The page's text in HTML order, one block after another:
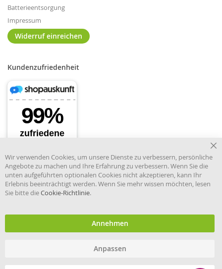
Batterieentsorgung
Impressum
Widerruf einreichen
Kundenzufriedenheit
Händler im offiziellen Register
und Information.
Wir verwenden Cookies, um unsere Dienste zu verbessern, persönliche
Angebote zu machen und Ihre Erfahrung zu verbessern. Wenn Sie die
unten aufgeführten optionalen Cookies nicht akzeptieren, kann Ihr
Erlebnis beeinträchtigt werden. Wenn Sie mehr wissen möchten, lesen
Sie bitte dieCookie-Richtlinie.
Annehmen
Anpassen